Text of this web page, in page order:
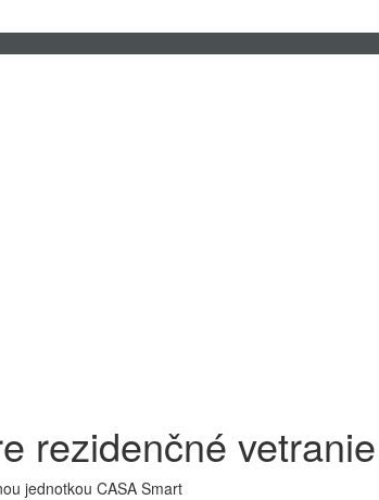
rezidenčné vetranie
jednotkou CASA Smart